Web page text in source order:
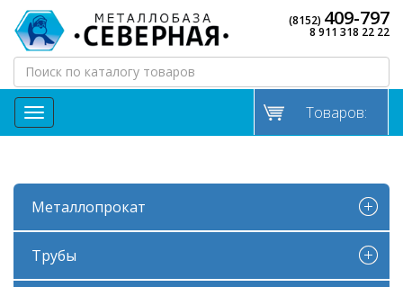
(8152) 409-797
8 911 318 22 22
МЕНЮ Товаров:
Металлопрокат
Трубы